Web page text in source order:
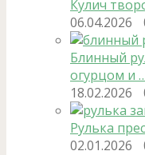
Кулич
06.04.2026
Блинный
огурцом и
18.02.2026
Рулька
02.01.2026